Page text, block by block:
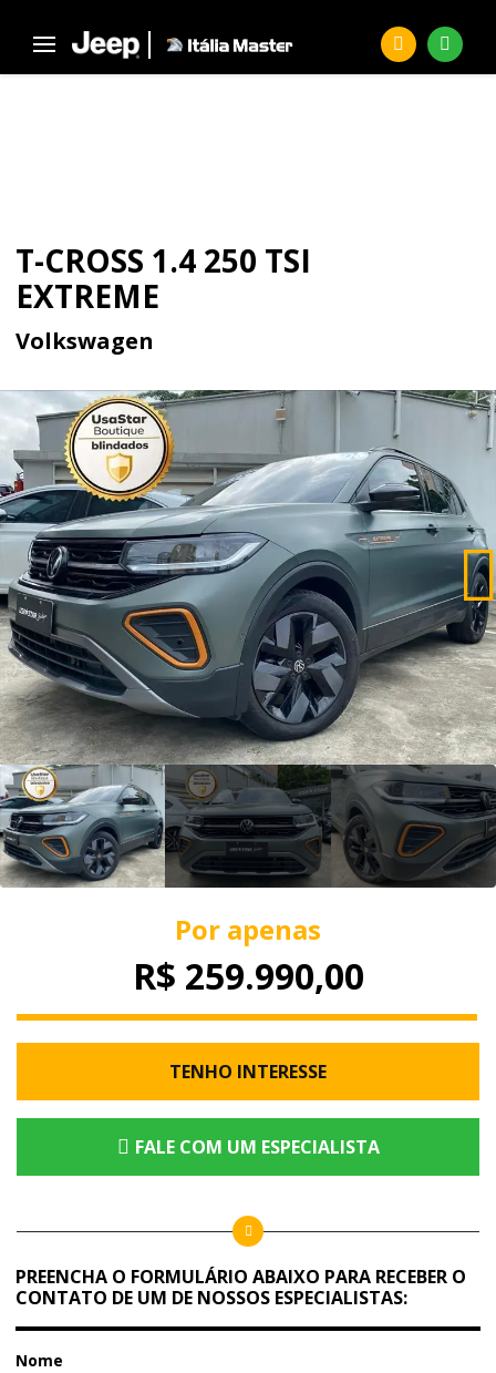
T-CROSS 1.4 250 TSI
EXTREME
Volkswagen
Por apenas
R$ 259.990,00
TENHO INTERESSE
FALE COM UM ESPECIALISTA
PREENCHA O FORMULÁRIO ABAIXO PARA RECEBER O
CONTATO DE UM DE NOSSOS ESPECIALISTAS:
Nome